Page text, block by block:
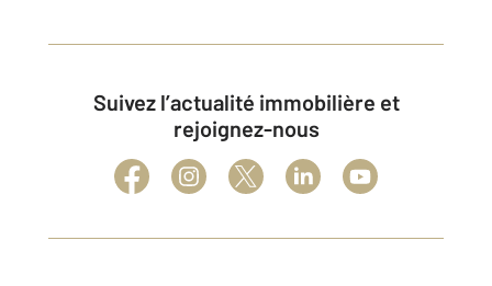
Suivez l’actualité immobilière et
rejoignez-nous